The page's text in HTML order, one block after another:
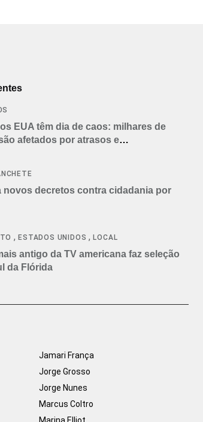
EUA têm dia de caos: milhares de
afetados por atrasos e
novos decretos contra cidadania por
,ESTADOS UNIDOS ,LOCAL
antigo da TV americana faz seleção
da Flórida
Jamari França
Jorge Grosso
Jorge Nunes
Marcus Coltro